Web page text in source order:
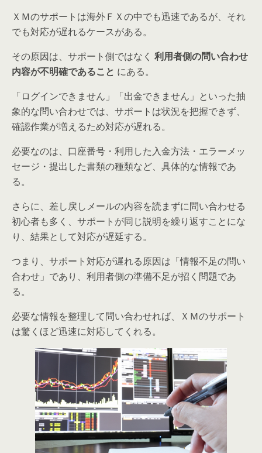
ＸＭのサポートは海外ＦＸの中でも迅速であるが、それ
でも対応が遅れるケースがある。
その原因は、サポート側ではなく 利用者側の問い合わせ
内容が不明確であること にある。
「ログインできません」「出金できません」といった抽
象的な問い合わせでは、サポートは状況を把握できず、
確認作業が増えるため対応が遅れる。
必要なのは、口座番号・利用した入金方法・エラーメッ
セージ・提出した書類の種類など、具体的な情報であ
る。
さらに、差し戻しメールの内容を読まずに問い合わせる
初心者も多く、サポートが同じ説明を繰り返すことにな
り、結果として対応が遅延する。
つまり、サポート対応が遅れる原因は「情報不足の問い
合わせ」であり、利用者側の準備不足が招く問題であ
る。
必要な情報を整理して問い合わせれば、ＸＭのサポート
は驚くほど迅速に対応してくれる。